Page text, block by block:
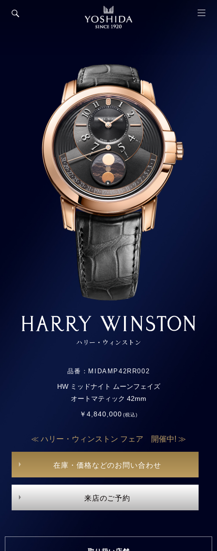
ハリー・ウィンストン
品番：MIDAMP42RR002
HW ミッドナイト ムーンフェイズ
オートマティック 42mm
￥4,840,000(税込)
≪ ハリー・ウィンストン フェア 開催中! ≫
在庫・価格などのお問い合わせ
来店のご予約